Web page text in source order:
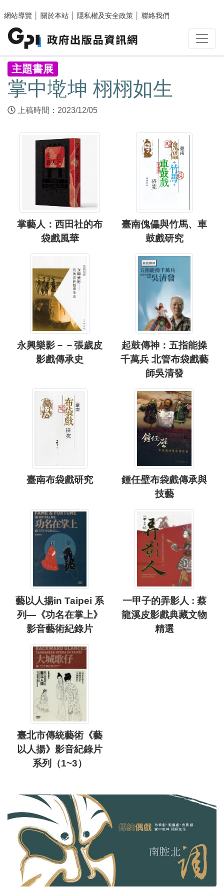
網站導覽
關於本站 隱私權及安全政策 聯絡我們
:::
主題書展
掌中墘坤 栩栩如生
上稿時間：2023/12/05
掌藝人：西田社的布
袋戲風華
臺南傀儡與竹馬、車
鼓戲研究
永興樂影－－張歲皮
影戲傳承史
起鼓傳神：五指能操
千萬兵 北管布袋戲藝
師吳清發
臺南布袋戲研究
鍾任壁布袋戲傳承與
技藝
藝以人揚in Taipei 系
列—《功名在掌上》
影音藝術紀錄片
一甲子的弄影人 : 蔡
龍溪皮影戲典藏文物
精選
臺北市傳統藝術《藝
以人揚》影音紀錄片
系列（1~3）